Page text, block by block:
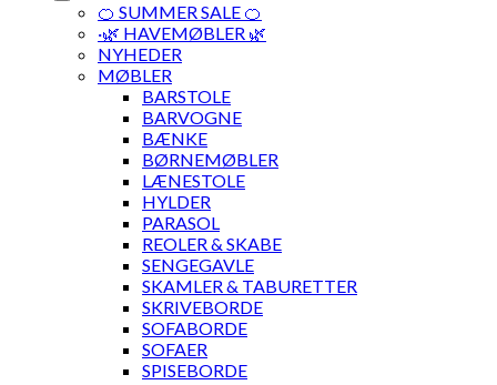
🍊 SUMMER SALE 🍊
·🌿 HAVEMØBLER 🌿
NYHEDER
MØBLER
BARSTOLE
BARVOGNE
BÆNKE
BØRNEMØBLER
LÆNESTOLE
HYLDER
PARASOL
REOLER & SKABE
SENGEGAVLE
SKAMLER & TABURETTER
SKRIVEBORDE
SOFABORDE
SOFAER
SPISEBORDE